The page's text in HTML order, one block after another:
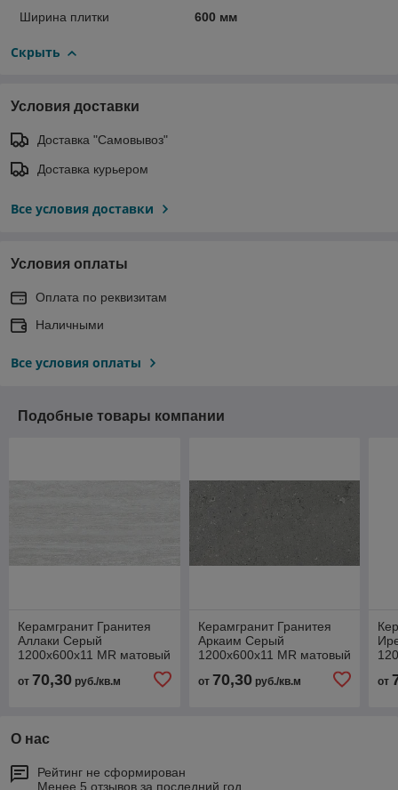
Ширина плитки
600 мм
Скрыть
Условия доставки
Доставка "Самовывоз"
Доставка курьером
Все условия доставки
Условия оплаты
Оплата по реквизитам
Наличными
Все условия оплаты
Подобные товары компании
Керамгранит Гранитея
Аллаки Серый
1200х600х11 MR матовый
от 70,30 руб./кв.м
Керамгранит Гранитея
Аркаим Серый
1200х600х11 MR матовый
от 70,30руб./кв.м от
О нас
Рейтинг не сформирован
Менее 5 отзывов за последний год